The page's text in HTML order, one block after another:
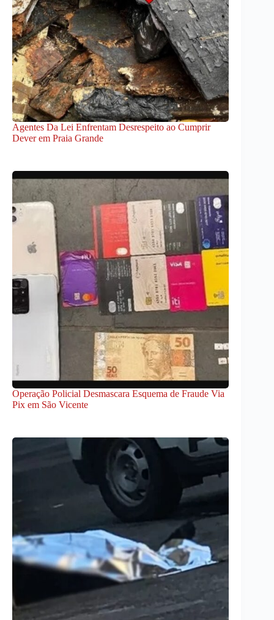
Agentes Da Lei Enfrentam Desrespeito ao Cumprir
Dever em Praia Grande
Operação Policial Desmascara Esquema de Fraude Via
Pix em São Vicente